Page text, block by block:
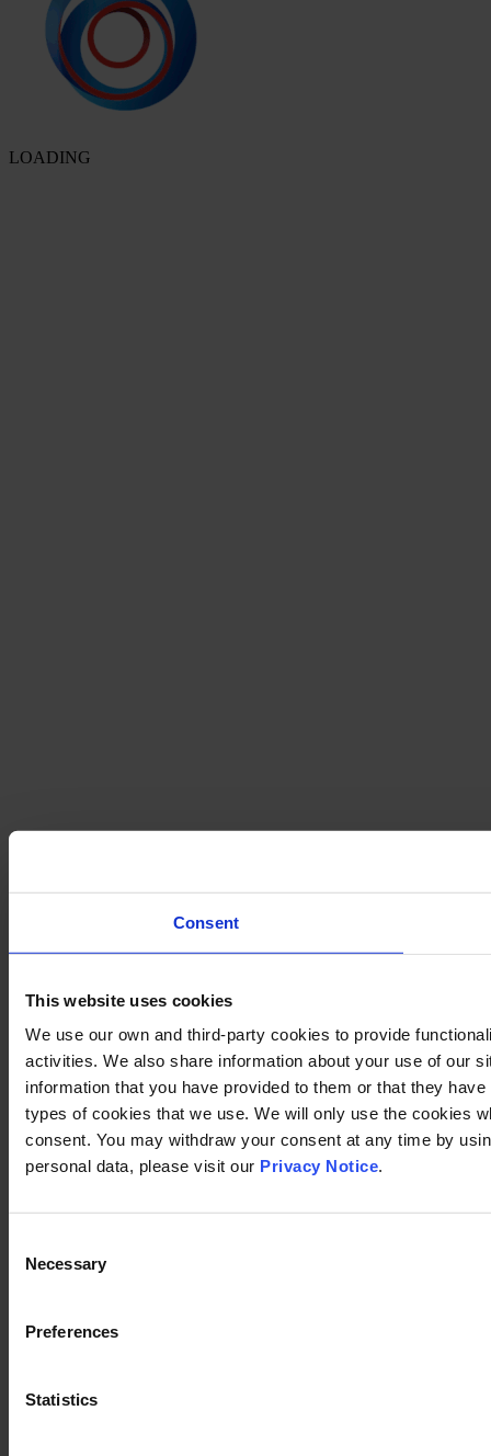
Consent
This website uses cookies
We use our own and third-party cookies to provide
activities. We also share information about your use of our
information that you have provided to them or that they
types of cookies that we use. We will only use the cookies
consent. You may withdraw your consent at any time by
personal data, please visit our Privacy Notice.
Selection
Necessary
Preferences
Statistics
LOADING